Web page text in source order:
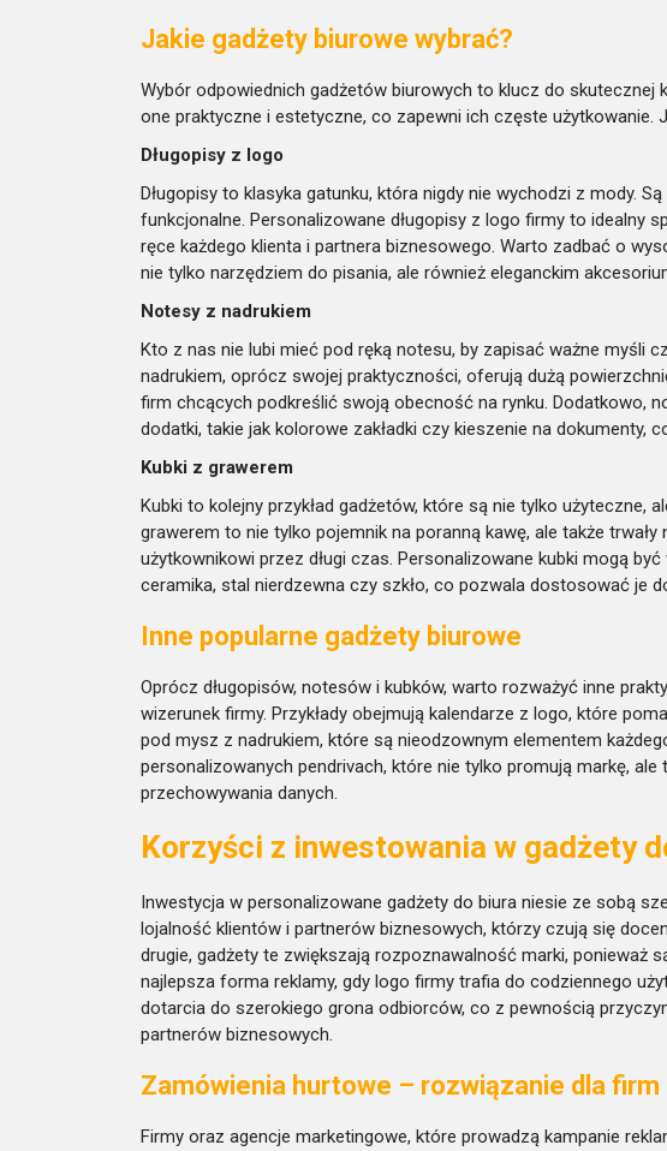
Jakie gadżety biurowe wybrać?
Wybór odpowiednich gadżetów biurowych to klucz do skutecznej
one praktyczne i estetyczne, co zapewni ich częste użytkowanie.
Długopisy z logo
Długopisy to klasyka gatunku, która nigdy nie wychodzi z mody.
funkcjonalne. Personalizowane długopisy z logo firmy to idealny
ręce każdego klienta i partnera biznesowego. Warto zadbać o
nie tylko narzędziem do pisania, ale również eleganckim
Notesy z nadrukiem
Kto z nas nie lubi mieć pod ręką notesu, by zapisać ważne myśli
nadrukiem, oprócz swojej praktyczności, oferują dużą
firm chcących podkreślić swoją obecność na rynku. Dodatkowo,
dodatki, takie jak kolorowe zakładki czy kieszenie na dokumenty,
Kubki z grawerem
Kubki to kolejny przykład gadżetów, które są nie tylko użyteczne,
grawerem to nie tylko pojemnik na poranną kawę, ale także
użytkownikowi przez długi czas. Personalizowane kubki mogą
ceramika, stal nierdzewna czy szkło, co pozwala dostosować je
Inne popularne gadżety biurowe
Oprócz długopisów, notesów i kubków, warto rozważyć inne
wizerunek firmy. Przykłady obejmują kalendarze z logo, które
pod mysz z nadrukiem, które są nieodzownym elementem
personalizowanych pendrivach, które nie tylko promują markę,
przechowywania danych.
Korzyści z inwestowania w gadżety
Inwestycja w personalizowane gadżety do biura niesie ze sobą
lojalność klientów i partnerów biznesowych, którzy czują się
drugie, gadżety te zwiększają rozpoznawalność marki, ponieważ
najlepsza forma reklamy, gdy logo firmy trafia do codziennego
dotarcia do szerokiego grona odbiorców, co z pewnością
partnerów biznesowych.
Zamówienia hurtowe – rozwiązanie dla firm
Firmy oraz agencje marketingowe, które prowadzą kampanie